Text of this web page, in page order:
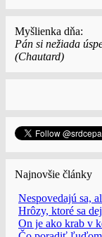
Myšlienka dňa:
Pán si nežiada
(Chautard)
Najnovšie články
Nespovedajú sa,
Hrôzy, ktoré sa
On je ako krab v